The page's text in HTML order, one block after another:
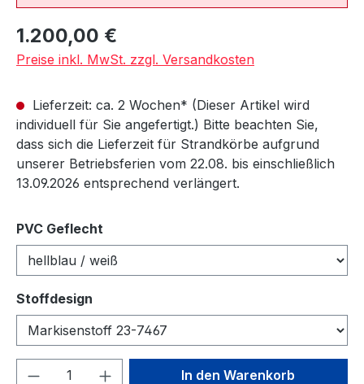
Regulärer Preis:
1.200,00 €
Preise inkl. MwSt. zzgl. Versandkosten
Lieferzeit: ca. 2 Wochen* (Dieser Artikel wird
individuell für Sie angefertigt.) Bitte beachten Sie,
dass sich die Lieferzeit für Strandkörbe aufgrund
unserer Betriebsferien vom 22.08. bis einschließlich
13.09.2026 entsprechend verlängert.
PVC Geflecht
Stoffdesign
Produkt Anzahl: Gib denIn den Warenkorb